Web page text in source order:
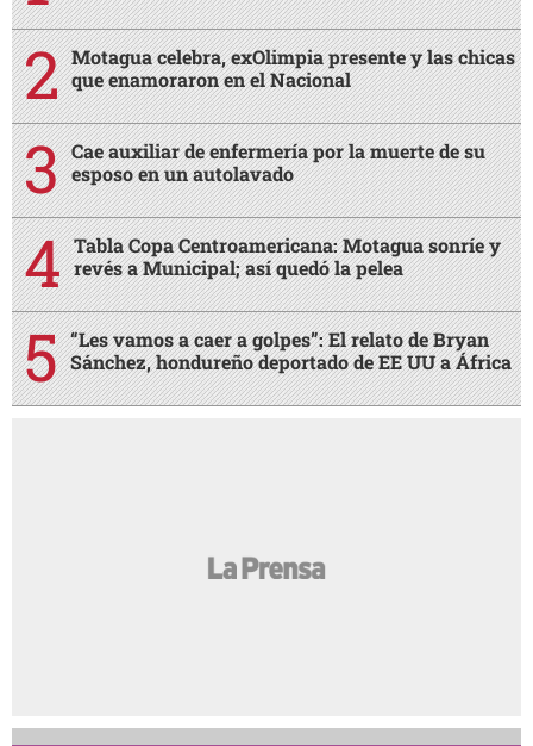
Motagua celebra, exOlimpia presente y las chicas
que enamoraron en el Nacional
Cae auxiliar de enfermería por la muerte de su
esposo en un autolavado
Tabla Copa Centroamericana: Motagua sonríe y
revés a Municipal; así quedó la pelea
“Les vamos a caer a golpes”: El relato de Bryan
Sánchez, hondureño deportado de EE UU a África